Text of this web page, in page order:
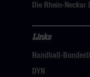
Die Rhein-
Navigation
öffnen,
Links
Handball-
DYN